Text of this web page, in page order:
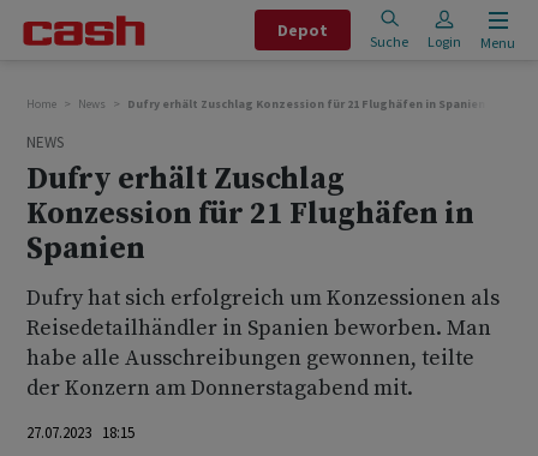
Depot
Suche Login Menu
Home News Dufry erhält Zuschlag Konzession für 21 Flughäfen in Spanien
NEWS
Dufry erhält Zuschlag
Konzession für 21 Flughäfen in
Spanien
Dufry hat sich erfolgreich um Konzessionen als
Reisedetailhändler in Spanien beworben. Man
habe alle Ausschreibungen gewonnen, teilte
der Konzern am Donnerstagabend mit.
27.07.2023 18:15